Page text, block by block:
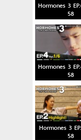
Hormones 3
58
Hormones 3
58
Hormones 3
58